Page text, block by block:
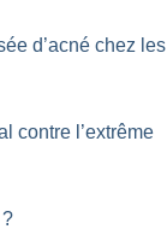
d’acné chez les
contre l’extrême
?